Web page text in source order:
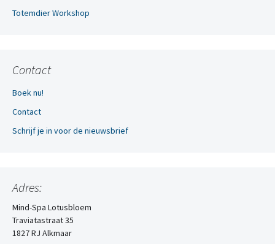
Totemdier Workshop
Contact
Boek nu!
Contact
Schrijf je in voor de nieuwsbrief
Adres:
Mind-Spa Lotusbloem
Traviatastraat 35
1827 RJ Alkmaar